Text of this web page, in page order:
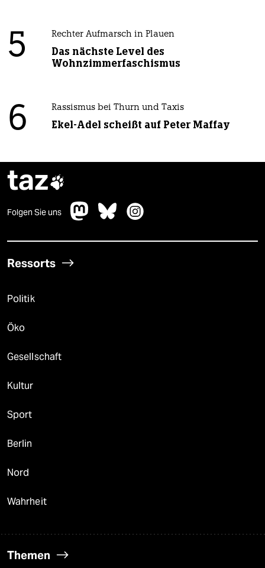
5 Rechter Aufmarsch in Plauen
Das nächste Level des
Wohnzimmerfaschismus
6 Rassismus bei Thurn und Taxis
Ekel-Adel scheißt auf Peter Maffay
taz
Folgen Sie uns
Ressorts
Politik
Öko
Gesellschaft
Kultur
Sport
Berlin
Nord
Wahrheit
Themen